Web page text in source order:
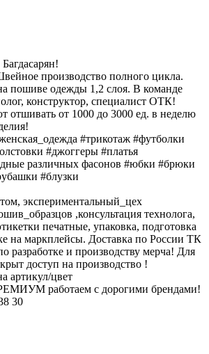
производство полного цикла.
пошиве одежды 1,2 слоя. В команде
конструктор, специалист ОТК!
отшивать от 1000 до 3000 ед. в неделю
#трикотаж #футболки
#джоггеры #платья
различных фасонов #юбки #брюки
#блузки
экспериментальный_цех
,консультация технолога,
печатные, упаковка, подготовка
на маркплейсы. Доставка по России ТК
разработке и производству мерча! Для
доступ на производство !
артикул/цвет
работаем с дорогими брендами!
30